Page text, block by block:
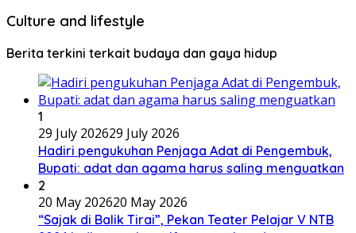
Culture and lifestyle
Berita terkini terkait budaya dan gaya hidup
1
29 July 202629 July 2026
Hadiri pengukuhan Penjaga Adat di Pengembuk,
Bupati: adat dan agama harus saling menguatkan
2
20 May 202620 May 2026
“Sajak di Balik Tirai”, Pekan Teater Pelajar V NTB